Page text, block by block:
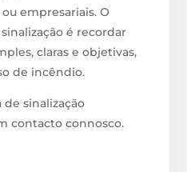
empresariais. O
é recordar
claras e objetivas,
de incêndio.
de sinalização
contacto connosco.